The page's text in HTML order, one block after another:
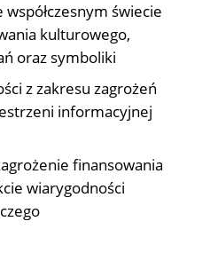
świecie
kulturowego,
oraz symboliki
z zakresu zagrożeń
informacyjnej
finansowania
wiarygodności